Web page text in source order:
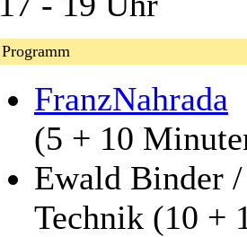
Programm
FranzNahrada
(5 + 10
Ewald Binder
Technik (10 +